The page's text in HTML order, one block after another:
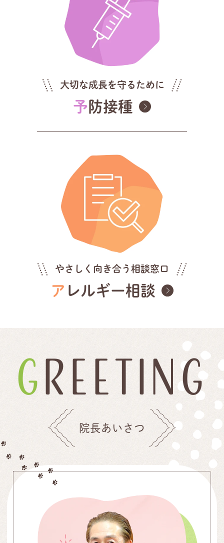
大切な成長を守るために
予防接種
やさしく向き合う相談窓口
アレルギー相談
GREETING
院長あいさつ